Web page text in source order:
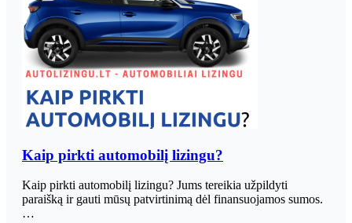
Kaip pirkti automobilį lizingu?
Kaip pirkti automobilį lizingu? Jums tereikia užpildyti
paraišką ir gauti mūsų patvirtinimą dėl finansuojamos sumos.
…